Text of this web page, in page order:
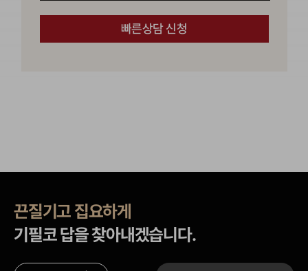
끈질기고 집요하게
기필코 답을 찾아내겠습니다.